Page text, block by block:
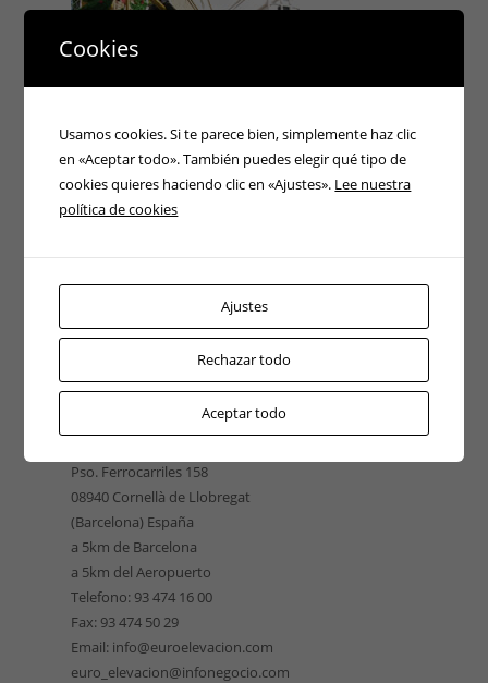
EUROELEVACIÓN CATALUÑA
Pso. Ferrocarriles 158
08940 Cornellà de Llobregat
(Barcelona) España
a 5km de Barcelona
a 5km del Aeropuerto
Telefono: 93 474 16 00
Fax: 93 474 50 29
Email: info@euroelevacion.com
euro_elevacion@infonegocio.com
Cookies
Usamos cookies. Si te parece bien, simplemente haz clic
en «Aceptar todo». También puedes elegir qué tipo de
cookies quieres haciendo clic en «Ajustes». Lee nuestra
política de cookies
Ajustes
Rechazar todo
Aceptar todo